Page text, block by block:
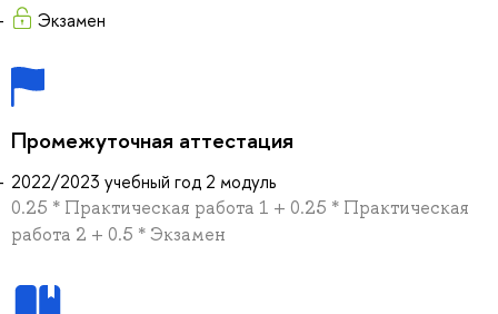
Экзамен
Промежуточная аттестация
2022/2023 учебный год 2 модуль
0.25 * Практическая работа 1 + 0.25 * Практическая
работа 2 + 0.5 * Экзамен